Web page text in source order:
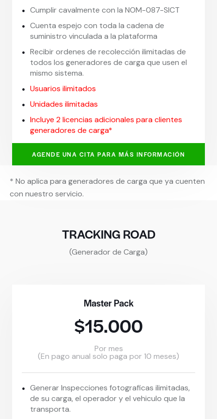
Cumplir cavalmente con la NOM-087-SICT
Cuenta espejo con toda la cadena de
suministro vinculada a la plataforma
Recibir ordenes de recolección ilimitadas de
todos los generadores de carga que usen el
mismo sistema.
Usuarios ilimitados
Unidades ilimitadas
Incluye 2 licencias adicionales para clientes
generadores de carga*
AGENDE UNA CITA PARA MÁS INFORMACIÓN
* No aplica para generadores de carga que ya cuenten
con nuestro servicio.
TRACKING ROAD
(Generador de Carga)
Master Pack
$15.000
Por mes
(En pago anual solo paga por 10 meses)
Generar Inspecciones fotograficas ilimitadas,
de su carga, el operador y el vehiculo que la
transporta.